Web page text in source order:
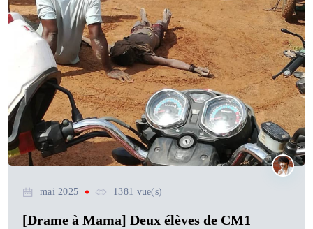
mai 2025 1381 vue(s)
[Drame à Mama] Deux élèves de CM1